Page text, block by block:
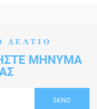
ΔΕΛΤΊΟ
ΜΉΝΥΜΑ